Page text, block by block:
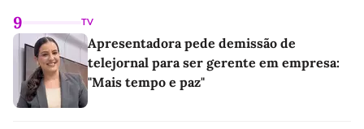
9 TV
Apresentadora pede demissão de
telejornal para ser gerente em empresa:
"Mais tempo e paz"